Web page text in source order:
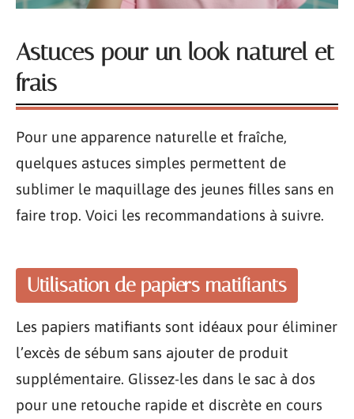
Astuces pour un look naturel et
frais
Pour une apparence naturelle et fraîche,
quelques astuces simples permettent de
sublimer le maquillage des jeunes filles sans en
faire trop. Voici les recommandations à suivre.
Utilisation de papiers matifiants
Les papiers matifiants sont idéaux pour éliminer
l’excès de sébum sans ajouter de produit
supplémentaire. Glissez-les dans le sac à dos
pour une retouche rapide et discrète en cours